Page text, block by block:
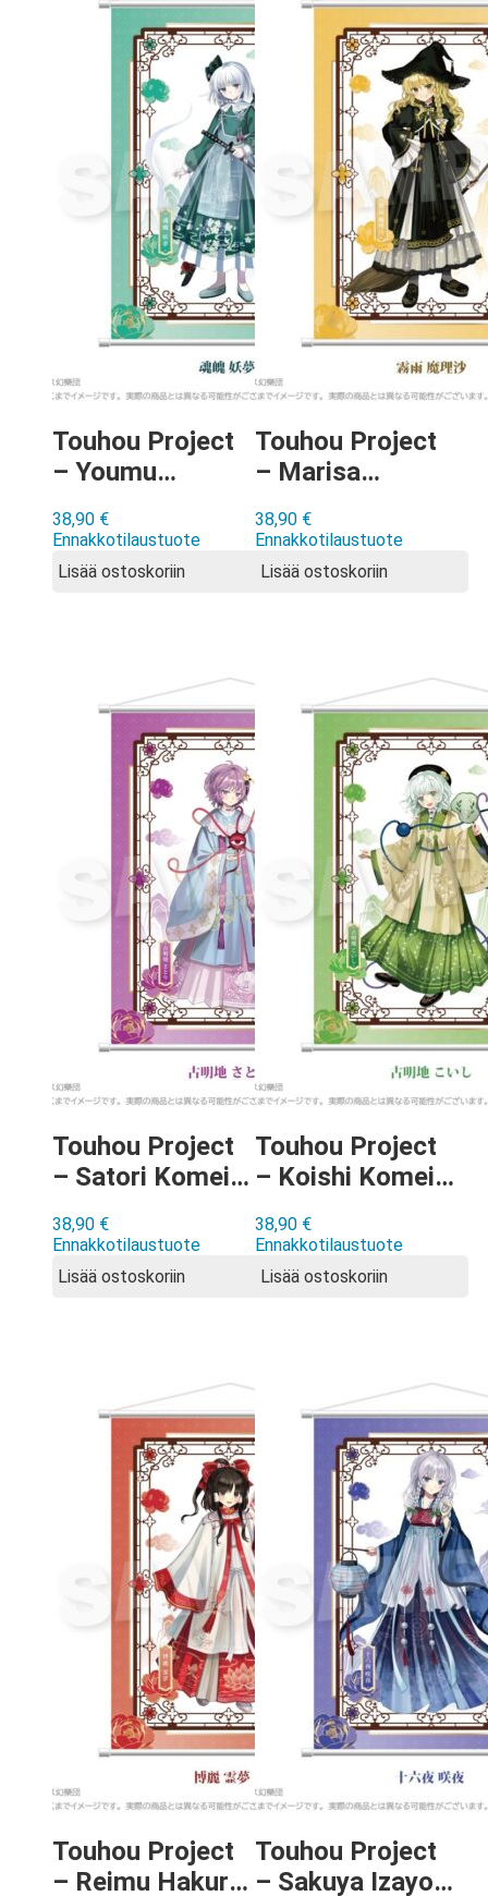
Touhou Project
– Youmu
Chinese Style
Dress ver Wall
38,90 €
Ennakkotilaustuote
Lisää ostoskoriin
Touhou Project
– Marisa
Chinese Style
Dress ver Wall
38,90 €
Ennakkotilaustuote
Lisää ostoskoriin
Touhou Project
– Satori Komeiji
Dress ver Wall
Scroll
38,90 €
Ennakkotilaustuote
Lisää ostoskoriin
Touhou Project
– Koishi Komeiji
Dress ver Wall
Scroll
38,90 €
Ennakkotilaustuote
Lisää ostoskoriin
Touhou Project
– Reimu Hakurei
Touhou Project
– Sakuya Izayoi